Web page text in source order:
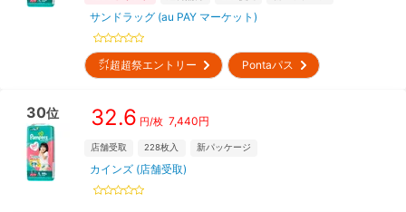
サンドラッグ (au PAY マーケット)
㌽超超祭エントリー Pontaパス
30位 32.6 円/枚 7,440円
店舗受取 228枚入 新パッケージ
カインズ (店舗受取)